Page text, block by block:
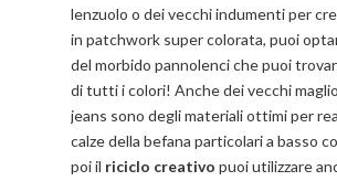
lenzuolo o dei vecchi indumenti per
in patchwork super colorata, puoi
del morbido pannolenci che puoi
di tutti i colori! Anche dei vecchi
jeans sono degli materiali ottimi per
calze della befana particolari a basso
poi il riciclo creativo puoi utilizzare